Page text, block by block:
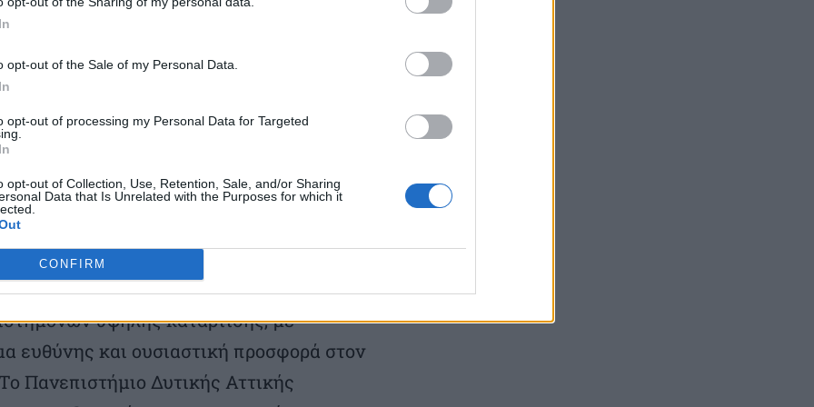
opt-out of the Sale of my Personal Data.
opt-out of processing my Personal Data for Targeted
opt-out of Collection, Use, Retention, Sale, and/or Sharing
Data that Is Unrelated with the Purposes for which it
CONFIRM
Ανεξάρτητη Αρχή Δημοσίων Εσόδων
που ενισχύει τη διασύνδεση του
τη δημόσια διοίκηση και την κοινωνία.
με το υψηλού επιπέδου και
του, τη σύγχρονη εκπαιδευτική του
του κατεύθυνση, προσφέρει στους
να ανταποκριθούν στις απαιτήσεις της
διαγράψουν μια επιτυχημένη
τη συνεργασία δημιουργούνται
και απόκτησης πολύτιμης εμπειρίας,
υψηλής κατάρτισης, με
ευθύνης και ουσιαστική προσφορά στον
Πανεπιστήμιο Δυτικής Αττικής